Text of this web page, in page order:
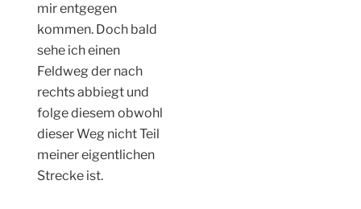
mir entgegen
kommen. Doch bald
sehe ich einen
Feldweg der nach
rechts abbiegt und
folge diesem obwohl
dieser Weg nicht Teil
meiner eigentlichen
Strecke ist.